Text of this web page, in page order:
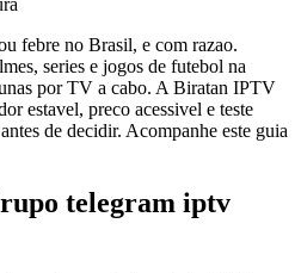
febre no Brasil, e com razao.
series e jogos de futebol na
por TV a cabo. A Biratan IPTV
estavel, preco acessivel e teste
de decidir. Acompanhe este guia
telegram iptv